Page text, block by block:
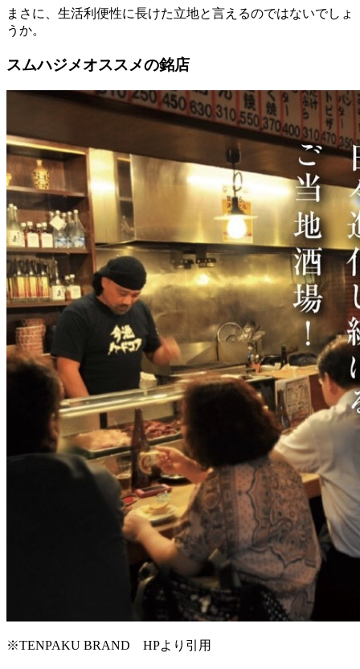
まさに、生活利便性に長けた立地と言えるのではないでしょ
うか。
スムハジメオススメの銘店
※TENPAKU BRAND HPより引用